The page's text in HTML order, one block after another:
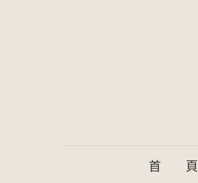
首 頁